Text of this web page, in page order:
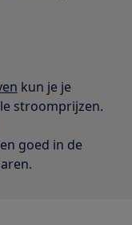
kun je je
stroomprijzen.
goed in de